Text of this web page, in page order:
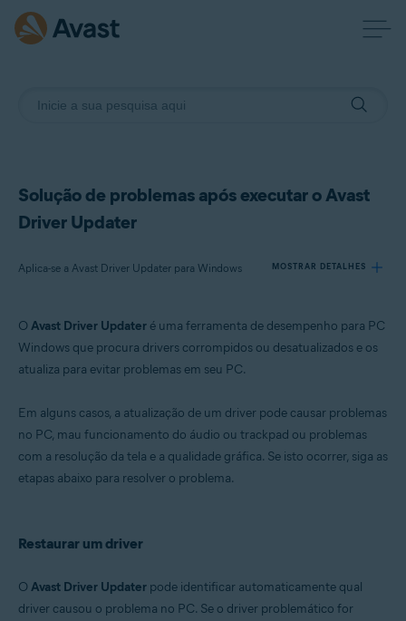
Solução de problemas após executar o Avast
Driver Updater
Aplica-se a Avast Driver Updater para Windows MOSTRAR DETALHES
Microsoft Windows 10 Home / Pro / Enterprise / Education - 32 / 64-bit
Microsoft Windows 8.1 / Pro / Enterprise - 32 / 64-bit
Microsoft Windows 8 / Pro / Enterprise - 32 / 64-bit
O Avast Driver Updater é uma ferramenta de desempenho para PC
Windows que procura drivers corrompidos ou desatualizados e os
atualiza para evitar problemas em seu PC.
Em alguns casos, a atualização de um driver pode causar problemas
no PC, mau funcionamento do áudio ou trackpad ou problemas
com a resolução da tela e a qualidade gráfica. Se isto ocorrer, siga as
etapas abaixo para resolver o problema.
Restaurar um driver
O Avast Driver Updater pode identificar automaticamente qual
driver causou o problema no PC. Se o driver problemático for